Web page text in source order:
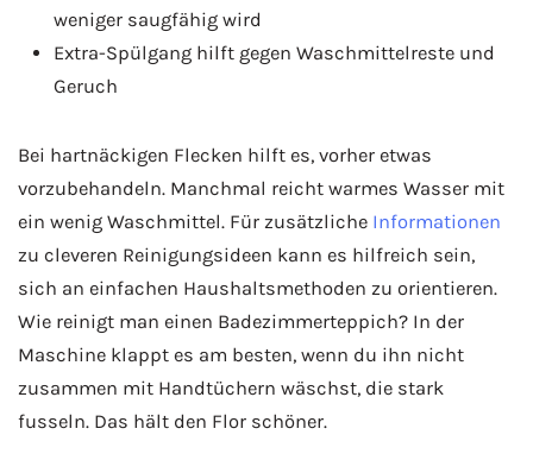
weniger saugfähig wird
Extra-Spülgang hilft gegen Waschmittelreste und
Geruch
Bei hartnäckigen Flecken hilft es, vorher etwas
vorzubehandeln. Manchmal reicht warmes Wasser mit
ein wenig Waschmittel. Für zusätzliche Informationen
zu cleveren Reinigungsideen kann es hilfreich sein,
sich an einfachen Haushaltsmethoden zu orientieren.
Wie reinigt man einen Badezimmerteppich? In der
Maschine klappt es am besten, wenn du ihn nicht
zusammen mit Handtüchern wäschst, die stark
fusseln. Das hält den Flor schöner.